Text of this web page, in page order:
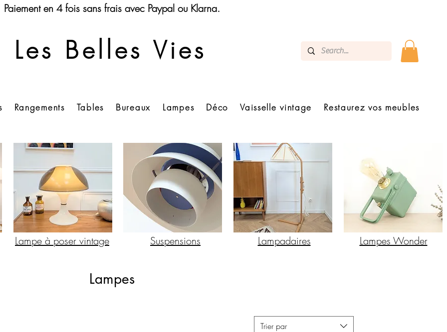
Paiement en 4 fois sans frais avec Paypal ou Klarna.
Les Belles Vies
Rangements Tables Bureaux Lampes Déco Vaisselle vintage Restaurez vos meubles
Lampe à poser vintage Suspensions Lampadaires Lampes Wonder
Lampes
Trier par